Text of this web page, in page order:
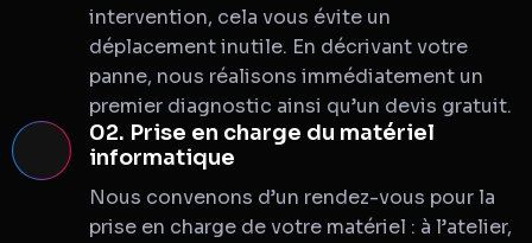
intervention, cela vous évite un
déplacement inutile. En décrivant votre
panne, nous réalisons immédiatement un
premier diagnostic ainsi qu’un devis gratuit.
02. Prise en charge du matériel
informatique
Nous convenons d’un rendez-vous pour la
prise en charge de votre matériel : à l’atelier,